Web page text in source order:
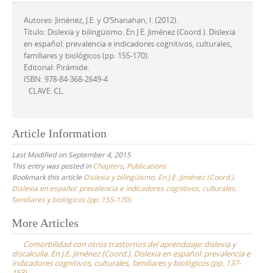
Autores: Jiménez, J.E. y O’Shanahan, I. (2012).
Título: Dislexia y bilingüismo. En J.E. Jiménez (Coord.). Dislexia
en español: prevalencia e indicadores cognitivos, culturales,
familiares y biológicos (pp. 155-170).
Editorial: Pirámide.
ISBN: 978-84-368-2649-4
CLAVE: CL.
Article Information
Last Modified on September 4, 2015
This entry was posted inChapters, Publications
Bookmark this article Dislexia y bilingüismo. En J.E. Jiménez (Coord.).
Dislexia en español: prevalencia e indicadores cognitivos, culturales,
familiares y biológicos (pp. 155-170).
Post
navigation
More Articles
Comorbilidad con otros trastornos del aprendizaje: dislexia y
discalculia. En J.E. Jiménez (Coord.). Dislexia en español: prevalencia e
indicadores cognitivos, culturales, familiares y biológicos (pp. 137-